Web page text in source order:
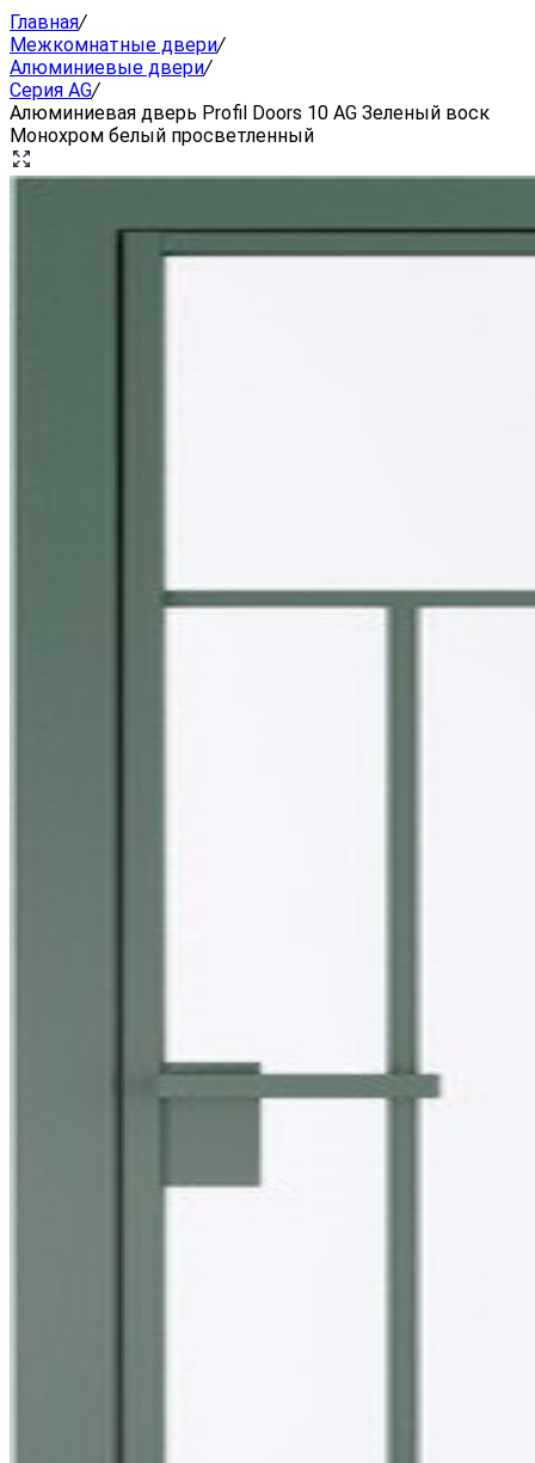
Главная/
Межкомнатные двери/
Алюминиевые двери/
Серия AG/
Алюминиевая дверь Profil Doors 10 AG Зеленый воск
Монохром белый просветленный